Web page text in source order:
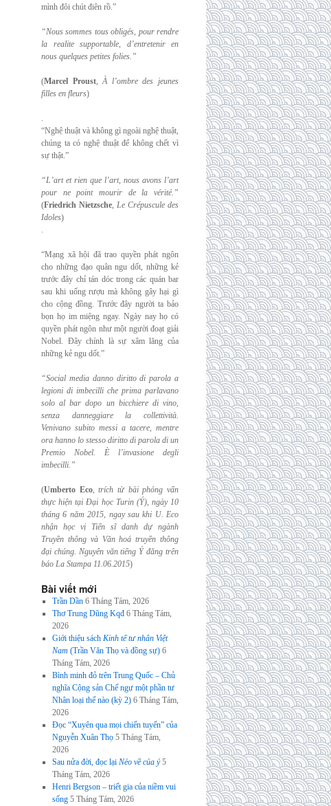
mình đôi chút điên rồ.”
“Nous sommes tous obligés, pour rendre
la realite supportable, d’entretenir en
nous quelques petites folies.”
(Marcel Proust,À l’ombre des jeunes
filles en fleurs)
.
“Nghệ thuật và không gì ngoài nghệ thuật,
chúng ta có nghệ thuật để không chết vì
sự thật.”
“L’art et rien que l’art, nous avons l’art
pour ne point mourir de la vérité.”
(Friedrich Nietzsche, Le Crépuscule des
Idoles)
.
“Mạng xã hội đã trao quyền phát ngôn
cho những đạo quân ngu dốt, những kẻ
trước đây chỉ tán dóc trong các quán bar
sau khi uống rượu mà không gây hại gì
cho cộng đồng. Trước đây người ta bảo
bọn họ im miệng ngay. Ngày nay họ có
quyền phát ngôn như một người đoạt giải
Nobel. Đây chính là sự xâm lăng của
những kẻ ngu dốt.”
“Social media danno diritto di parola a
legioni di imbecilli che prima parlavano
solo albar dopo un bicchiere di vino,
senza danneggiare la collettività.
Venivano subito messi a tacere, mentre
ora hanno lo stesso diritto di parola di un
Premio Nobel. È l’invasione degli
imbecilli.”
(Umberto Eco,trích từ bài phỏng vấn
thực hiện tại Đại học Turin (Ý), ngày 10
tháng 6 năm 2015, ngay sau khi U. Eco
nhận học vị Tiến sĩ danh dự ngành
Truyền thông và Văn hoá truyền thông
đại chúng. Nguyên văn tiếng Ý đăng trên
báo La Stampa 11.06.2015)
Bài viết mới
Trần Dần 6 Tháng Tám, 2026
Thơ Trung Dũng Kqđ 6 Tháng Tám,
2026
Giới thiệu sách Kinh tế tư nhân Việt
Nam (Trần Văn Thọ và đồng sự) 6
Tháng Tám, 2026
Bình minh đỏ trên Trung Quốc – Chủ
nghĩa Cộng sản Chế ngự một phần tư
Nhân loại thế nào (kỳ 2) 6 Tháng Tám,
2026
Đọc “Xuyên qua mọi chiến tuyến” của
Nguyễn Xuân Thọ 5 Tháng Tám,
2026
Sau nửa đời, đọc lại Nẻo về của ý 5
Tháng Tám, 2026
Henri Bergson – triết gia của niềm vui
sống 5 Tháng Tám, 2026